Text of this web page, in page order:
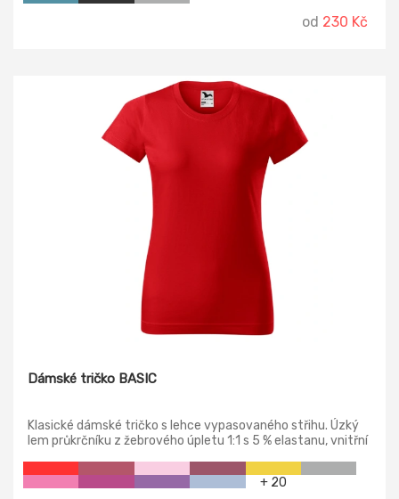
od 230 Kč
Dámské tričko BASIC
Klasické dámské tričko s lehce vypasovaného střihu. Úzký
lem průkrčníku z žebrového úpletu 1:1 s 5 % elastanu, vnitřní
+ 20